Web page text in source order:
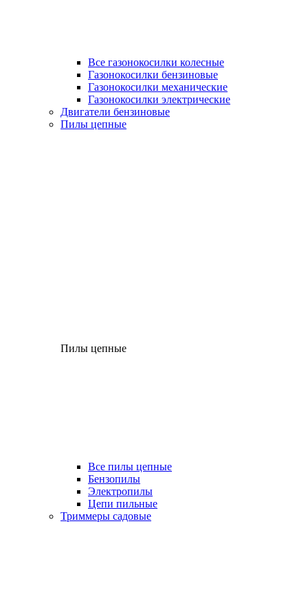
Все газонокосилки колесные
Газонокосилки бензиновые
Газонокосилки механические
Газонокосилки электрические
Двигатели бензиновые
Пилы цепные
Пилы цепные
Все пилы цепные
Бензопилы
Электропилы
Цепи пильные
Триммеры садовые